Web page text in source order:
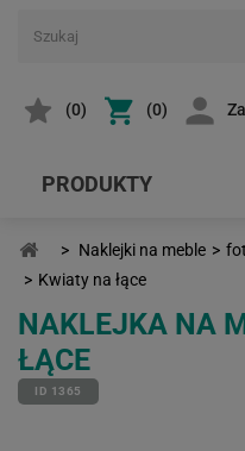
(0) (0)
PRODUKTY
> Naklejki na meble >
> Kwiaty na łące
NAKLEJKA NA
ŁĄCE
ID 1365